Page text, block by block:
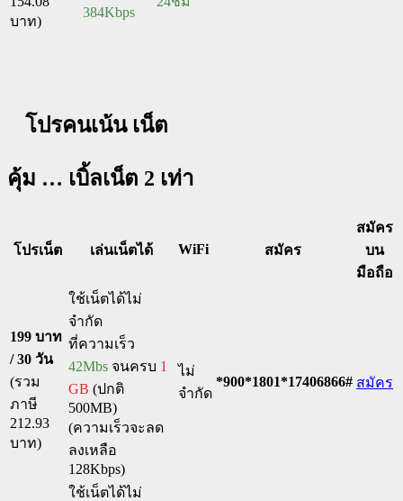
บาท)
384Kbps
โปรคนเน้น เน็ต
คุ้ม … เบิ้ลเน็ต 2 เท่า
โปรเน็ต เล่นเน็ตได้ WiFi สมัคร
สมัคร
บน
มือถือ
199 บาท
/ 30 วัน
(รวม
ภาษี
212.93
บาท)
ใช้เน็ตได้ไม่
จำกัด
ที่ความเร็ว
42Mbs จนครบ 1
GB (ปกติ
500MB)
(ความเร็วจะลด
ลงเหลือ
128Kbps)
ไม่
จำกัด
*900*1801*17406866# สมัคร
ใช้เน็ตได้ไม่